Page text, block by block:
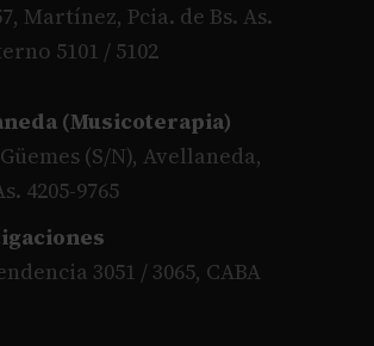
Martínez, Pcia. de Bs. As.
5101 / 5102
(Musicoterapia)
(S/N), Avellaneda,
4205-9765
3051 / 3065, CABA